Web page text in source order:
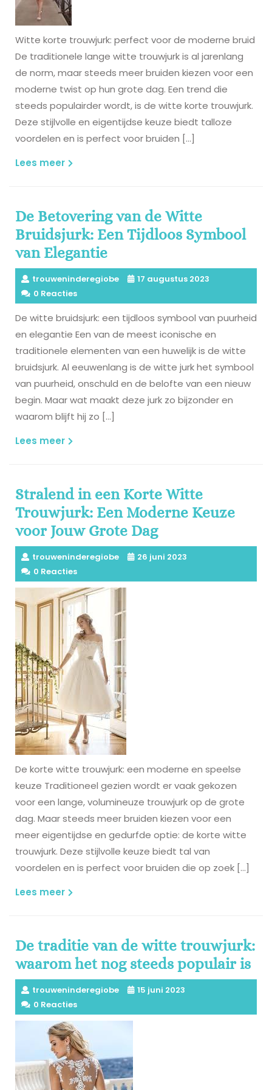
Witte korte trouwjurk: perfect voor de moderne bruid
De traditionele lange witte trouwjurk is al jarenlang
de norm, maar steeds meer bruiden kiezen voor een
moderne twist op hun grote dag. Een trend die
steeds populairder wordt, is de witte korte trouwjurk.
Deze stijlvolle en eigentijdse keuze biedt talloze
voordelen en is perfect voor bruiden […]
Lees meer Lees
De Betovering van de Witte
Bruidsjurk: Een Tijdloos Symbool
van Elegantie
trouweninderegiobe
17 augustus 2023
0 Reacties
De witte bruidsjurk: een tijdloos symbool van puurheid
en elegantie Een van de meest iconische en
traditionele elementen van een huwelijk is de witte
bruidsjurk. Al eeuwenlang is de witte jurk het symbool
van puurheid, onschuld en de belofte van een nieuw
begin. Maar wat maakt deze jurk zo bijzonder en
waarom blijft hij zo […]
Lees meer Lees
Stralend in een Korte Witte
Trouwjurk: Een Moderne Keuze
voor Jouw Grote Dag
trouweninderegiobe
26 juni 2023
0 Reacties
De korte witte trouwjurk: een moderne en speelse
keuze Traditioneel gezien wordt er vaak gekozen
voor een lange, volumineuze trouwjurk op de grote
dag. Maar steeds meer bruiden kiezen voor een
meer eigentijdse en gedurfde optie: de korte witte
trouwjurk. Deze stijlvolle keuze biedt tal van
voordelen en is perfect voor bruiden die op zoek […]
Lees meer Lees
De traditie van de witte trouwjurk:
waarom het nog steeds populair is
trouweninderegiobe
15 juni 2023
0 Reacties